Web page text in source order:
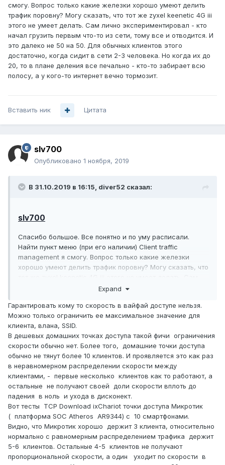
смогу. Вопрос только какие железки хорошо умеют делить
трафик поровну? Могу сказать, что тот же zyxel keenetic 4G iii
этого не умеет делать. Сам лично экспериментировал - кто
начал грузить первым что-то из сети, тому все и отводится. И
это далеко не 50 на 50. Для обычных клиентов этого
достаточно, когда сидит в сети 2-3 человека. Но когда их до
20, то в плане деления все печально - кто-то забирает всю
полосу, а у кого-то интернет вечно тормозит.
Вставить ник Цитата
slv700
Опубликовано 1 ноября, 2019
В 31.10.2019 в 16:15, diver52 сказал:
slv700
Спасибо большое. Все понятно и по уму расписали.
Найти пункт меню (при его наличии) Client traffic
management я смогу. Вопрос только какие железки
хорошо умеют делить трафик поровну? Могу сказать, что
лично экспериментировал - кто начал грузить первым
на 50. Для обычных клиентов этого достаточно, когда
сидит в сети 2-3 человека. Но когда их до 20, то в плане
деления все печально - кто-то забирает всю полосу, а у
кого-то интернет вечно тормозит.
Expand
Гарантировать кому то скорость в вайфай доступе нельзя.
Можно только ограничить ее максимальное значение для
клиента, влана, SSID.
В дешевых домашних точках доступа такой фичи ограничения
скорости обычно нет. Более того, домашние точки доступа
обычно не тянут более 10 клиентов. И проявляется это как раз
в неравномерном распределении скорости между
клиентами, - первые несколько клиентов как то работают, а
остальные не получают своей доли скорости вплоть до
падения в ноль и ухода в дисконект.
Вот тесты TCP Download ixChariot точки доступа Микротик
( платформа SOC Atheros AR9344) с 10 смартфонами.
Видно, что Микротик хорошо держит 3 клиента, относительно
нормально с равномерным распределением трафика держит
5-6 клиентов. Остальные 4-5 клиентов не получают
пропорциональной скорости, а один уходит по скорости в